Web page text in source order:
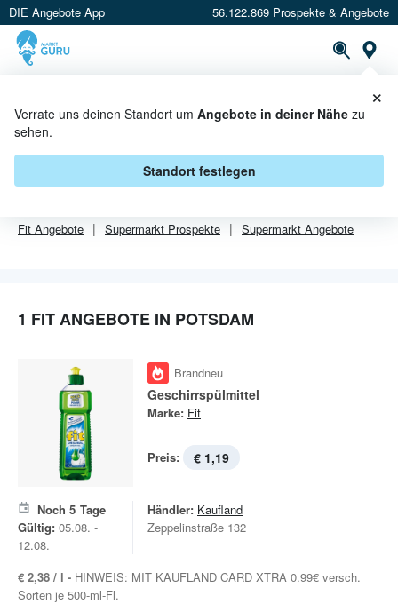
DIE Angebote App 56.122.869 Prospekte & Angebote
Verrate uns deinen Standort um Angebote in deiner Nähe zu
sehen.
Standort festlegen
×
FIT ANGEBOTE IN POTSDAM
VonFitgibt es aktuell1 Angebote in Potsdam.
Fit Angebote Supermarkt Prospekte Supermarkt Angebote
1 FIT ANGEBOTE IN POTSDAM
Brandneu
Geschirrspülmittel
Marke: Fit
Preis: € 1,19
Noch 5 Tage
Gültig: 05.08. -
12.08.
Händler: Kaufland
Zeppelinstraße 132
€ 2,38 / l - HINWEIS: MIT KAUFLAND CARD XTRA 0.99€ versch.
Sorten je 500-ml-Fl.